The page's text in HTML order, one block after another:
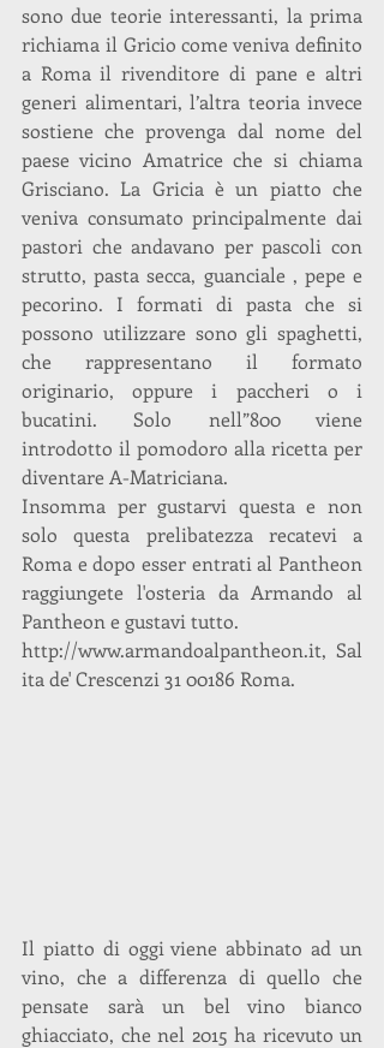
sono due teorie interessanti, la prima
richiama il Gricio come veniva definito
a Roma il rivenditore di pane e altri
generi alimentari, l’altra teoria invece
sostiene che provenga dal nome del
paese vicino Amatrice che si chiama
Grisciano. La Gricia è un piatto che
veniva consumato principalmente dai
pastori che andavano per pascoli con
strutto, pasta secca, guanciale , pepe e
pecorino. I formati di pasta che si
possono utilizzare sono gli spaghetti,
che rappresentano il formato
originario, oppure i paccheri o i
bucatini. Solo nell”800 viene
introdotto il pomodoro alla ricetta per
diventare A-Matriciana.
Insomma per gustarvi questa e non
solo questa prelibatezza recatevi a
Roma e dopo esser entrati al Pantheon
raggiungete l'osteria da Armando al
Pantheon e gustavi tutto.
http://www.armandoalpantheon.it, Sal
ita de' Crescenzi 31 00186 Roma.
Il piatto di oggi viene abbinato ad un
vino, che a differenza di quello che
pensate sarà un bel vino bianco
ghiacciato, che nel 2015 ha ricevuto un